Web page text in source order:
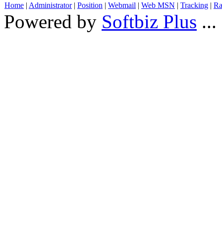
Home | Administrator| Position | Webmail | Web MSN | Tracking |
Powered by Softbiz Plus ...